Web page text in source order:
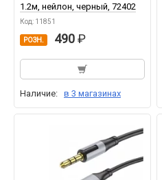
1.2м, нейлон, черный, 72402
Код: 11851
РОЗН. 490
Наличие: в 3 магазинах